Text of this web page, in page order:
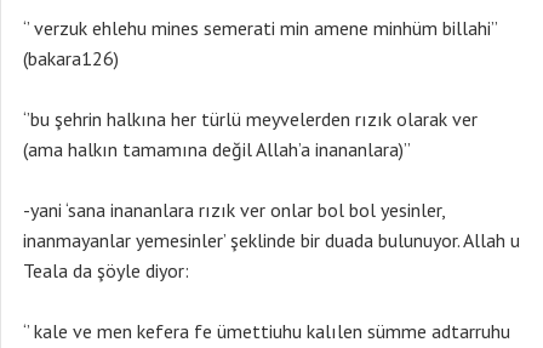
‘’ verzuk ehlehu mines semerati min amene minhüm billahi’’
(bakara126)
‘’bu şehrin halkına her türlü meyvelerden rızık olarak ver
(ama halkın tamamına değil Allah’a inananlara)’’
-yani ‘sana inananlara rızık ver onlar bol bol yesinler,
inanmayanlar yemesinler’ şeklinde bir duada bulunuyor. Allah u
Teala da şöyle diyor:
‘’ kale ve men kefera fe ümettiuhu kalılen sümme adtarruhu